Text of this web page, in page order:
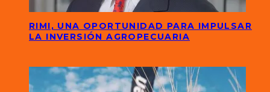
RIMI, UNA OPORTUNIDAD PARA IMPULSAR
LA INVERSIÓN AGROPECUARIA